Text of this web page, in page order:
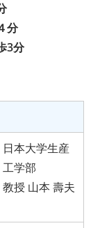
分
3分
日本大学生産
工学部
教授 山本 壽夫